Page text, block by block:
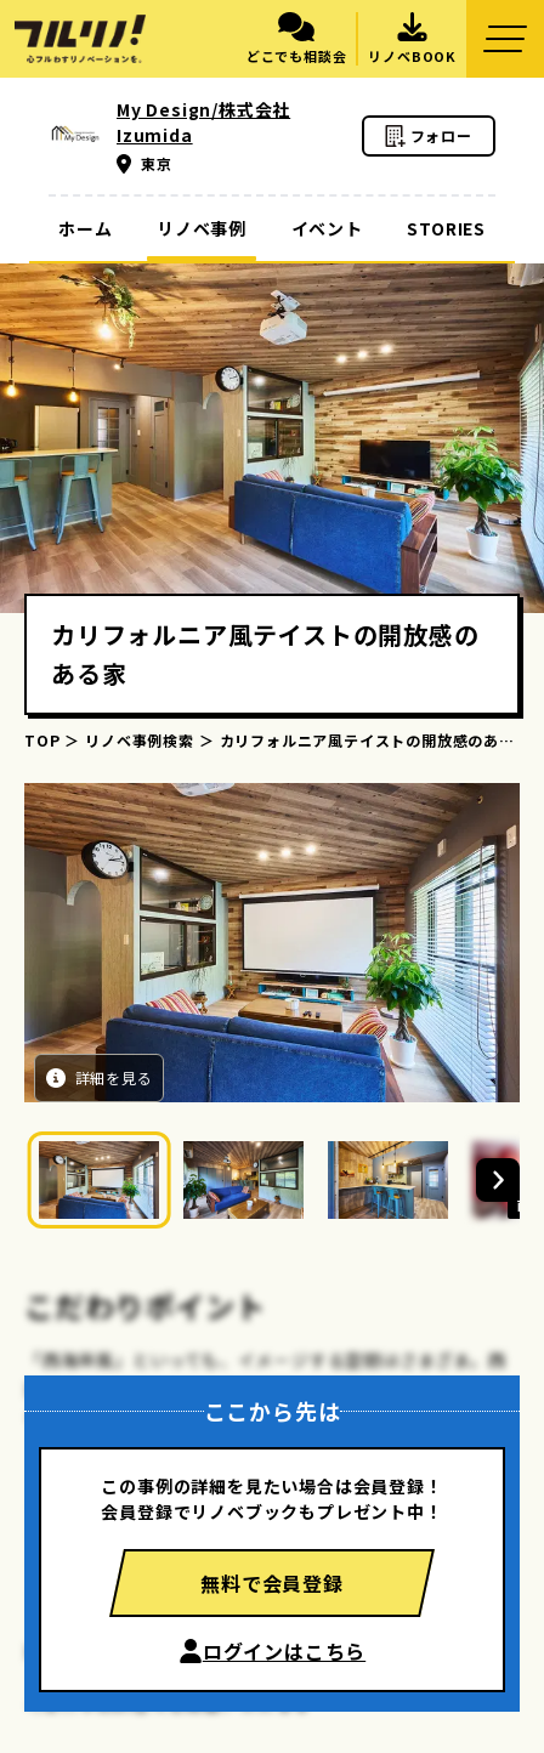
どこでも相談会 リノベBOOK
My Design/株式会社
Izumida
東京
フォロー
ホーム リノベ事例 イベント STORIES
カリフォルニア風テイストの開放感の
ある家
TOP リノベ事例検索
カリフォルニア風テイストの開放感のある
詳細を見る
画
こだわりポイント
「西海岸風」といっても、イメージする空間はさまざま。西
り入れたポイントをご紹介します。
・潮風にさらされたような風合い
・シンプルな自然素材
・カジュアルなデニム素材
・ルーバー扉、シーリングファンなど風を感じるアイテム
海や風を感じさせる要素、自然素材など「ナチュラル」で
ンテリアが似合うお部屋になります。
ここから先は
この事例の詳細を見たい場合は会員登録！
会員登録でリノベブックもプレゼント中！
無料で会員登録
ログインはこちら